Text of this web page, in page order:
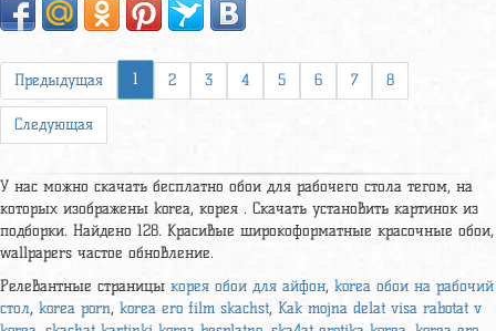
Предыдущая 1 2 3 4 5 6 7 8
Следующая
У нас можно скачать бесплатно обои для рабочего стола тегом, на
которых изображены korea, корея . Скачать установить картинок из
подборки. Найдено 128. Красивые широкоформатные красочные обои,
wallpapers частое обновление.
Релевантные страницы корея обои для айфон, korea обои на рабочий
стол, korea porn, korea ero film skachst, Kak mojna delat visa rabotat v